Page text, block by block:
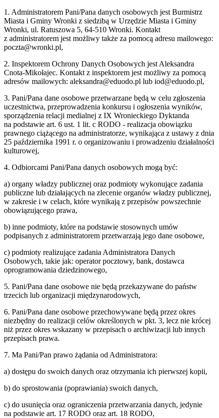
1. Administratorem Pani/Pana danych osobowych jest Burmistrz
Miasta i Gminy Wronki z siedzibą w Urzędzie Miasta i Gminy
Wronki, ul. Ratuszowa 5, 64-510 Wronki. Kontakt
z administratorem jest możliwy także za pomocą adresu mailowego:
poczta@wronki.pl,
2. Inspektorem Ochrony Danych Osobowych jest Aleksandra
Cnota-Mikołajec. Kontakt z inspektorem jest możliwy za pomocą
adresów mailowych: aleksandra@eduodo.pl lub iod@eduodo.pl,
3. Pani/Pana dane osobowe przetwarzane będą w celu zgłoszenia
uczestnictwa, przeprowadzenia konkursu i ogłoszenia wyników,
sporządzenia relacji medialnej z IX Wronieckiego Dyktanda
na podstawie art. 6 ust. 1 lit. c RODO - realizacja obowiązku
prawnego ciążącego na administratorze, wynikająca z ustawy z dnia
25 października 1991 r. o organizowaniu i prowadzeniu działalności
kulturowej,
4. Odbiorcami Pani/Pana danych osobowych mogą być:
a) organy władzy publicznej oraz podmioty wykonujące zadania
publiczne lub działających na zlecenie organów władzy publicznej,
w zakresie i w celach, które wynikają z przepisów powszechnie
obowiązującego prawa,
b) inne podmioty, które na podstawie stosownych umów
podpisanych z administratorem przetwarzają jego dane osobowe,
c) podmioty realizujące zadania Administratora Danych
Osobowych, takie jak: operator pocztowy, bank, dostawca
oprogramowania dziedzinowego,
5. Pani/Pana dane osobowe nie będą przekazywane do państw
trzecich lub organizacji międzynarodowych,
6. Pani/Pana dane osobowe przechowywane będą przez okres
niezbędny do realizacji celów określonych w pkt. 3, lecz nie krócej
niż przez okres wskazany w przepisach o archiwizacji lub innych
przepisach prawa.
7. Ma Pani/Pan prawo żądania od Administratora:
a) dostępu do swoich danych oraz otrzymania ich pierwszej kopii,
b) do sprostowania (poprawiania) swoich danych,
c) do usunięcia oraz ograniczenia przetwarzania danych, jedynie
na podstawie art. 17 RODO oraz art. 18 RODO,